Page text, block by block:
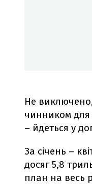
Не
чинником для
– йдеться у
За січень –
досяг 5,8
план на весь